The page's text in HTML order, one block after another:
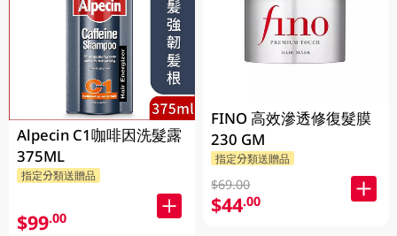
Alpecin C1咖啡因洗髮露
375ML
指定分類送贈品
$99.00
FINO 高效滲透修復髮膜
230 GM
指定分類送贈品
$69.00
$44.00